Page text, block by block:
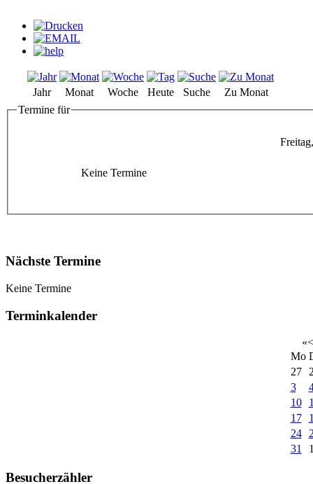
Jahr Monat Woche Heute Suche
Zu Monat
Termine für
Keine Termine
Nächste Termine
Keine Termine
Terminkalender
«<
Mo
27
3
10
17
24
31
Besucherzähler